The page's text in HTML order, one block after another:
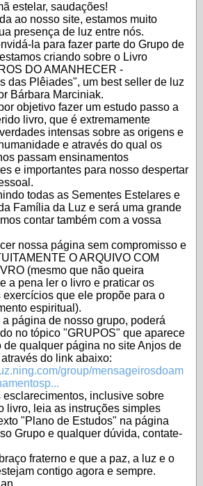
estelar, saudações!
ao nosso site, estamos muito
presença de luz entre nós.
la para fazer parte do Grupo de
criando sobre o Livro
DO AMANHECER -
das Plêiades", um best seller de luz
Bárbara Marciniak.
objetivo fazer um estudo passo a
livro, que é extremamente
intensas sobre as origens e
e através do qual os
passam ensinamentos
e importantes para nosso despertar
todas as Sementes Estelares e
Família da Luz e será uma grande
contar também com a vossa
nossa página sem compromisso e
O ARQUIVO COM
(mesmo que não queira
a pena ler o livro e praticar os
exercícios que ele propõe para o
espiritual).
a página de nosso grupo, poderá
no tópico "GRUPOS" que aparece
de qualquer página no site Anjos de
do link abaixo:
group/mensageirosdoam
esclarecimentos, inclusive sobre
livro, leia as instruções simples
"Plano de Estudos" na página
Grupo e qualquer dúvida, contate-
fraterno e que a paz, a luz e o
contigo agora e sempre.